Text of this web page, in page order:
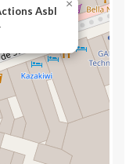
Asbl